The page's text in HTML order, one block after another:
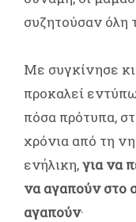
συζητούσαν όλη
Με συγκίνησε
προκαλεί
πόσα πρότυπα,
χρόνια από τη
ενήλικη,για να
να αγαπούν στο
αγαπούν·